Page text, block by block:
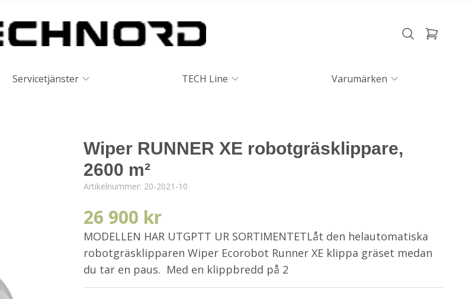
Servicetjänster TECH Line Varumärken
Wiper RUNNER XE robotgräsklippare,
2600 m²
Artikelnummer: 20-2021-10
26 900 kr
MODELLEN HAR UTGPTT UR SORTIMENTETLåt den helautomatiska
robotgräsklipparen Wiper Ecorobot Runner XE klippa gräset medan
du tar en paus. Med en klippbredd på 2